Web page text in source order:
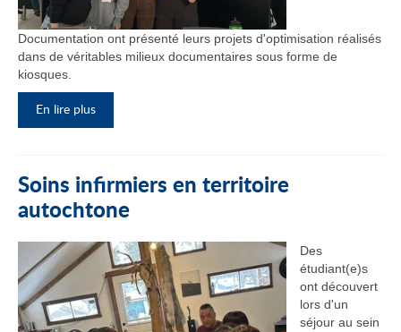
Documentation ont présenté leurs projets d'optimisation réalisés
dans de véritables milieux documentaires sous forme de
kiosques.
En lire plus
Soins infirmiers en territoire
autochtone
Des
étudiant(e)s
ont découvert
lors d'un
séjour au sein